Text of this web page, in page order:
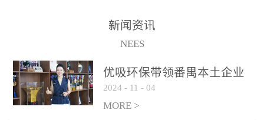
保施工日期：2020年1月珠
（及各出入境边防检查
新闻资讯
NEES
优吸环保带领番禺本​土企业
勇敢破局向“新”
2024 - 11 - 04
MORE >